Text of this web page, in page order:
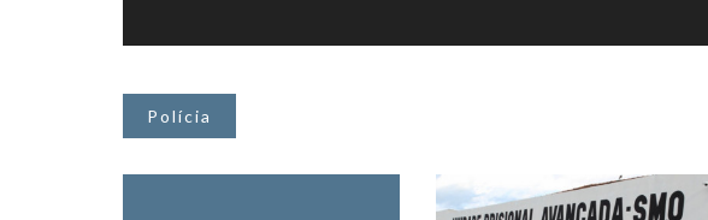
Polícia